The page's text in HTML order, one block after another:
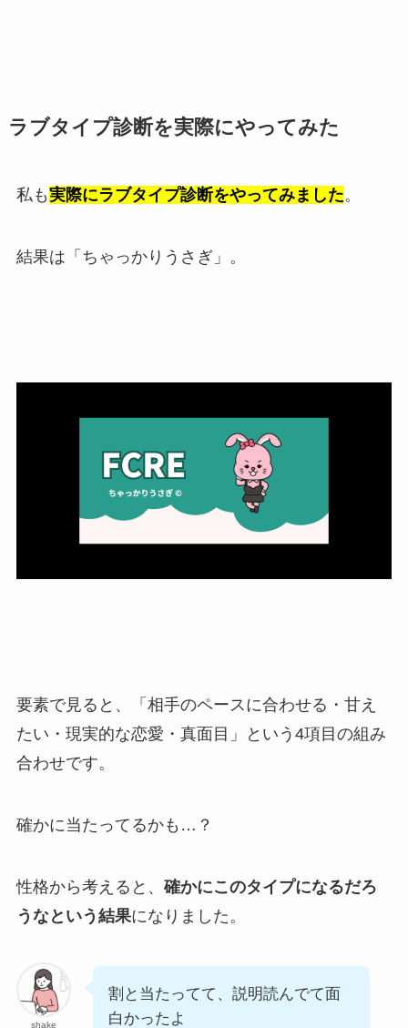
ラブタイプ診断を実際にやってみた
私も実際にラブタイプ診断をやってみました。
結果は「ちゃっかりうさぎ」。
要素で見ると、「相手のペースに合わせる・甘え
たい・現実的な恋愛・真面目」という4項目の組み
合わせです。
確かに当たってるかも…？
性格から考えると、 確かにこのタイプになるだろ
うなという結果になりました。
shake
割と当たってて、説明読んでて面
白かったよ